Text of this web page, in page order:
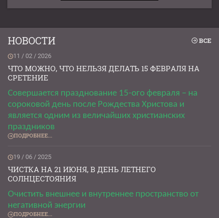
НОВОСТИ ВСЕ
11 / 02 / 2026
ЧТО МОЖНО, ЧТО НЕЛЬЗЯ ДЕЛАТЬ 15 ФЕВРАЛЯ НА
СРЕТЕНИЕ
Совершается празднование 15-ого февраля – на
сороковой день после Рождества Христова и
является одним из величайших христианских
праздников
ПОДРОБНЕЕ...
19 / 06 / 2025
ЧИСТКА НА 21 ИЮНЯ, В ДЕНЬ ЛЕТНЕГО
СОЛНЦЕСТОЯНИЯ
Очистить внешнее и внутреннее пространство от
негативной энергии
ПОДРОБНЕЕ...